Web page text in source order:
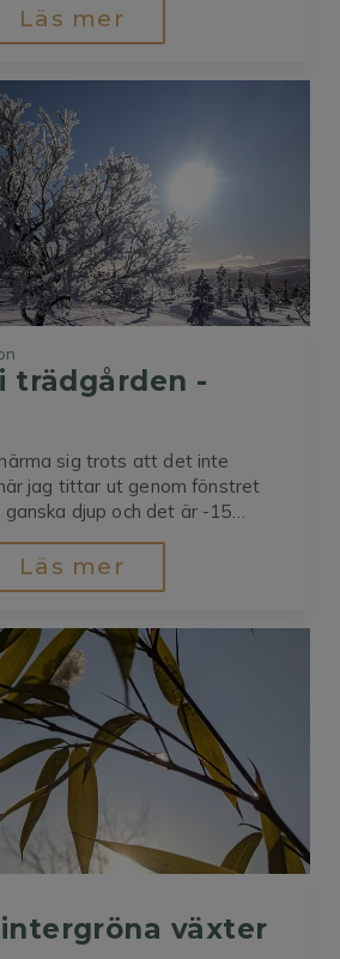
Det kan låta
men med rätt planering är det
Läs mer
trädgården -
sig trots att det inte
jag tittar ut genom fönstret
ganska djup och det är -15
en del man kan pyssla med
innan våren är här,...
Läs mer
växter